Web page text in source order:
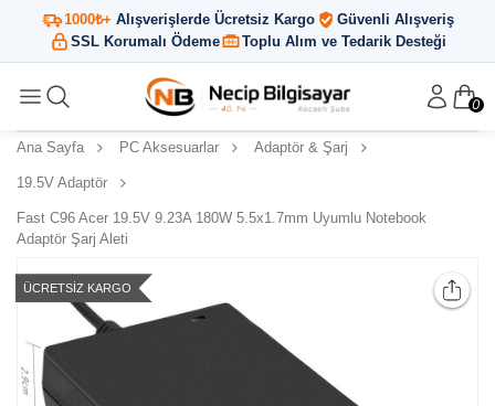
1000₺+ Alışverişlerde Ücretsiz Kargo
Güvenli Alışveriş
SSL Korumalı Ödeme
Toplu Alım ve Tedarik Desteği
0
Ana Sayfa PC Aksesuarlar Adaptör & Şarj
19.5V Adaptör
Fast C96 Acer 19.5V 9.23A 180W 5.5x1.7mm Uyumlu Notebook
Adaptör Şarj Aleti
ÜCRETSIZ KARGO